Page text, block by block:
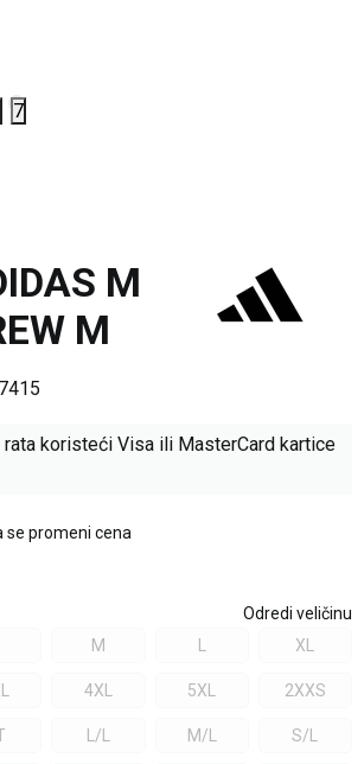
7
M
M
rata koristeći Visa ili MasterCard kartice
se promeni cena
Odredi veličinu
M XL
4XL 5XL 2XXS
L/L M/L S/L